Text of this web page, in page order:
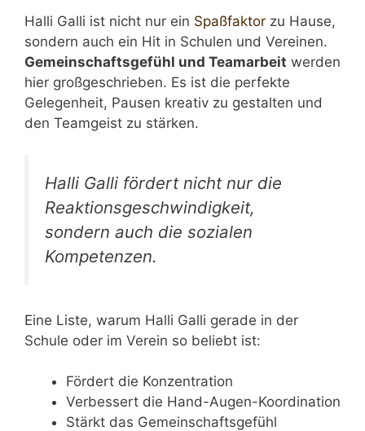
Halli Galli ist nicht nur ein Spaßfaktor zu Hause,
sondern auch ein Hit in Schulen und Vereinen.
Gemeinschaftsgefühl und Teamarbeit werden
hier großgeschrieben. Es ist die perfekte
Gelegenheit, Pausen kreativ zu gestalten und
den Teamgeist zu stärken.
Halli Galli fördert nicht nur die
Reaktionsgeschwindigkeit,
sondern auch die sozialen
Kompetenzen.
Eine Liste, warum Halli Galli gerade in der
Schule oder im Verein so beliebt ist:
Fördert die Konzentration
Verbessert die Hand-Augen-Koordination
Stärkt das Gemeinschaftsgefühl